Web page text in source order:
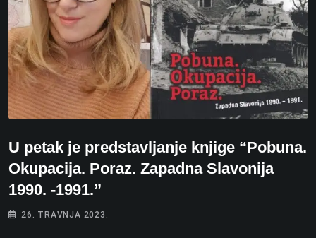
U petak je predstavljanje knjige “Pobuna.
Okupacija. Poraz. Zapadna Slavonija
1990. -1991.’’
26. TRAVNJA 2023.